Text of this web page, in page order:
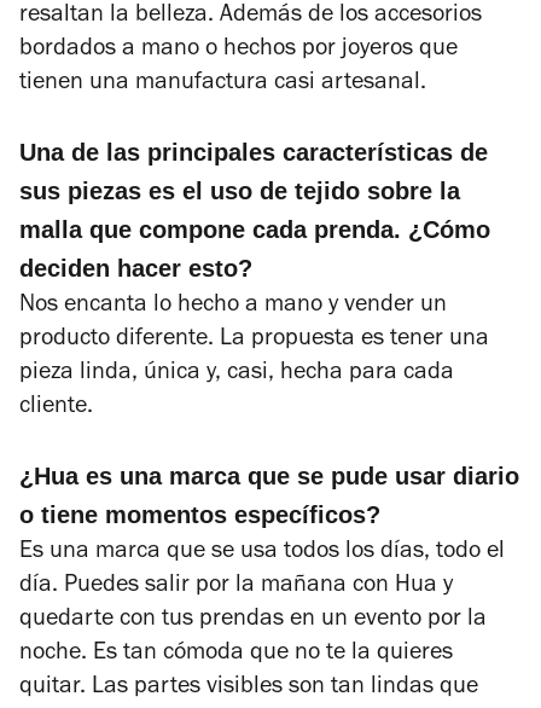
resaltan la belleza. Además de los accesorios
bordados a mano o hechos por joyeros que
tienen una manufactura casi artesanal.
Una de las principales características de
sus piezas es el uso de tejido sobre la
malla que compone cada prenda. ¿Cómo
deciden hacer esto?
Nos encanta lo hecho a mano y vender un
producto diferente. La propuesta es tener una
pieza linda, única y, casi, hecha para cada
cliente.
¿Hua es una marca que se pude usar diario
o tiene momentos específicos?
Es una marca que se usa todos los días, todo el
día. Puedes salir por la mañana con Hua y
quedarte con tus prendas en un evento por la
noche. Es tan cómoda que no te la quieres
quitar. Las partes visibles son tan lindas que